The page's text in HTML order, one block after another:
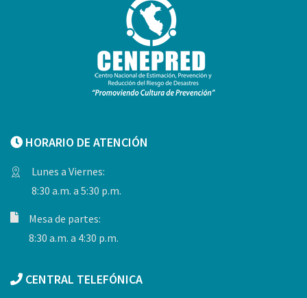
HORARIO DE ATENCIÓN
Lunes a Viernes:
8:30 a.m. a 5:30 p.m.
Mesa de partes:
8:30 a.m. a 4:30 p.m.
CENTRAL TELEFÓNICA